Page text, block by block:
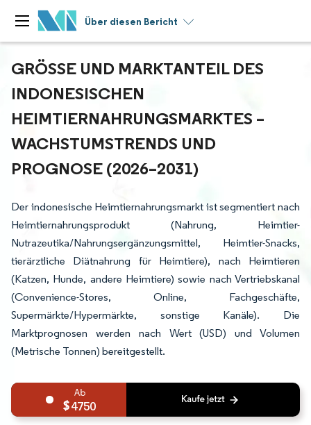
Über diesen Bericht
GRÖSSE UND MARKTANTEIL DES I
NDONESISCHEN H
EIMTIERNAHRUNGSMARKTES – W
ACHSTUMSTRENDS UND P
ROGNOSE (2026–2031)
Der indonesische Heimtiernahrungsmarkt ist segmentiert nach
Heimtiernahrungsprodukt (Nahrung, Heimtier-
Nutrazeutika/Nahrungsergänzungsmittel, Heimtier-Snacks,
tierärztliche Diätnahrung für Heimtiere), nach Heimtieren
(Katzen, Hunde, andere Heimtiere) sowie nach Vertriebskanal
(Convenience-Stores, Online, Fachgeschäfte,
Supermärkte/Hypermärkte, sonstige Kanäle). Die
Marktprognosen werden nach Wert (USD) und Volumen
(Metrische Tonnen) bereitgestellt.
4750